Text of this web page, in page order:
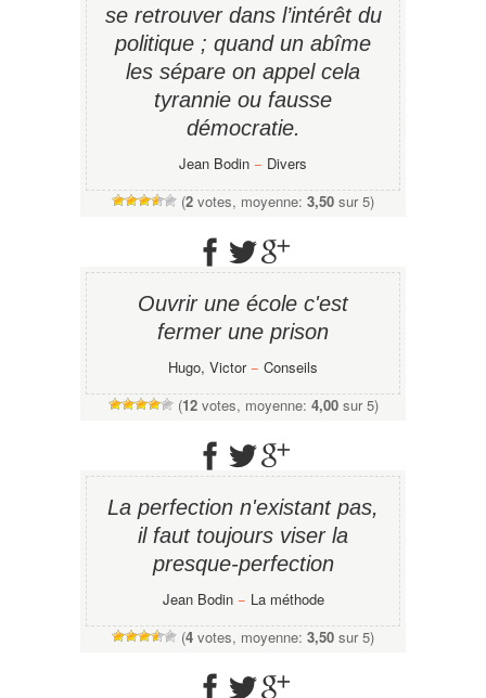
se retrouver dans l’intérêt du
politique ; quand un abîme
les sépare on appel cela
tyrannie ou fausse
démocratie.
Jean Bodin − Divers
(2 votes, moyenne: 3,50 sur 5)
Ouvrir une école c'est
fermer une prison
Hugo, Victor− Conseils
(12votes, moyenne: 4,00sur 5)
La perfection n'existant pas,
il faut toujours viser la
presque-perfection
Jean Bodin− La méthode
(4 votes, moyenne: 3,50 sur 5)